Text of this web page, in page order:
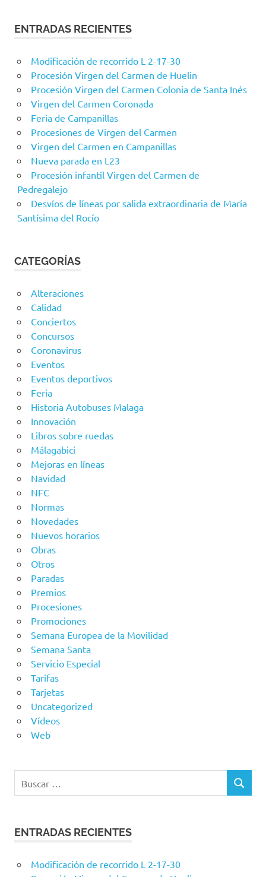
ENTRADAS RECIENTES
Modificación de recorrido L 2-17-30
Procesión Virgen del Carmen de Huelin
Procesión Virgen del Carmen Colonia de Santa Inés
Virgen del Carmen Coronada
Feria de Campanillas
Procesiones de Virgen del Carmen
Virgen del Carmen en Campanillas
Nueva parada en L23
Procesión infantil Virgen del Carmen de
Pedregalejo
Desvíos de líneas por salida extraordinaria de María
Santísima del Rocío
CATEGORÍAS
Alteraciones
Calidad
Conciertos
Concursos
Coronavirus
Eventos
Eventos deportivos
Feria
Historia Autobuses Malaga
Innovación
Libros sobre ruedas
Málagabici
Mejoras en líneas
Navidad
NFC
Normas
Novedades
Nuevos horarios
Obras
Otros
Paradas
Premios
Procesiones
Promociones
Semana Europea de la Movilidad
Semana Santa
Servicio Especial
Tarifas
Tarjetas
Uncategorized
Vídeos
Web
BUSCAR
ENTRADAS RECIENTES
Modificación de recorrido L 2-17-30